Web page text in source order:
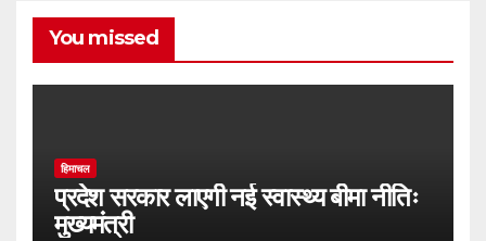
You missed
हिमाचल
प्रदेश सरकार लाएगी नई स्वास्थ्य बीमा नीतिः
मुख्यमंत्री